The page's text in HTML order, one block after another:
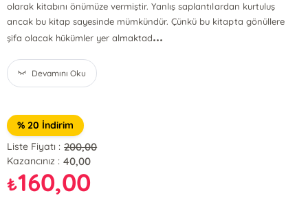
olarak kitabını önümüze vermiştir. Yanlış saplantılardan kurtuluş
ancak bu kitap sayesinde mümkündür. Çünkü bu kitapta gönüllere
şifa olacak hükümler yer almaktad...
Devamını Oku
% 20 İndirim
Liste Fiyatı : 200,00
Kazancınız : 40,00
₺160,00